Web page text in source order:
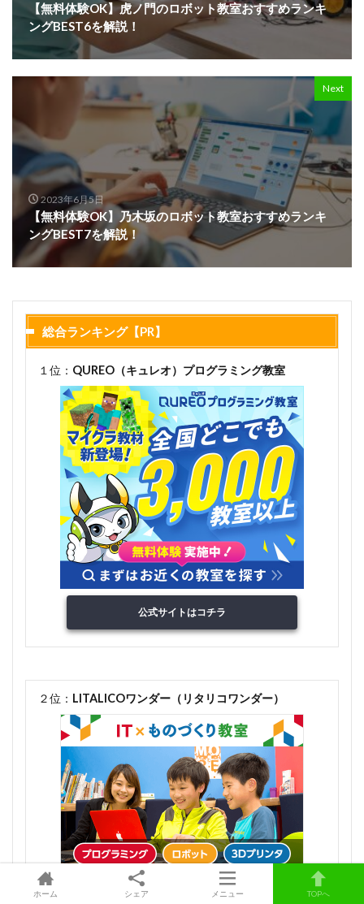
【無料体験OK】虎ノ門のロボット教室おすすめランキ
ングBEST6を解説！
Next
2023年6月5日
【無料体験OK】乃木坂のロボット教室おすすめランキ
ングBEST7を解説！
総合ランキング【PR】
１位： QUREO（キュレオ）プログラミング教室
公式サイトはコチラ
２位： LITALICOワンダー（リタリコワンダー）
ホーム シェア メニュー TOPへ